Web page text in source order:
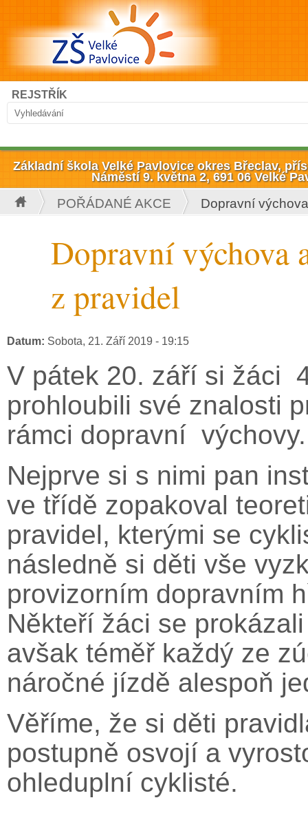
Přejít k hlavnímu obsahu
Vyhledávání
Hledat
REJSTŘÍK
Základní škola Velké Pavlovice okres Břeclav,
Náměstí 9. května 2, 691 06 Velké
Jste zde
POŘÁDANÉ AKCE Dopravní
Dopravní výchova
z pravidel
Datum: Sobota, 21. Září 2019 - 19:15
V pátek 20. září si žáci
prohloubili své znalosti
rámci dopravní
Nejprve si s nimi pan
ve třídě zopakoval
pravidel, kterými se
následně si děti vše
provizorním dopravním
Někteří žáci se
avšak téměř každý ze
náročné jízdě alespoň
Věříme, že si děti
postupně osvojí a
ohleduplní cyklisté.